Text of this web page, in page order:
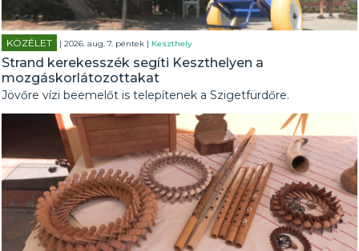
KÖZÉLET | 2026. aug. 7. péntek | Keszthely
Strand kerekesszék segíti Keszthelyen a
mozgáskorlátozottakat
Jövőre vízi beemelőt is telepítenek a Szigetfürdőre.